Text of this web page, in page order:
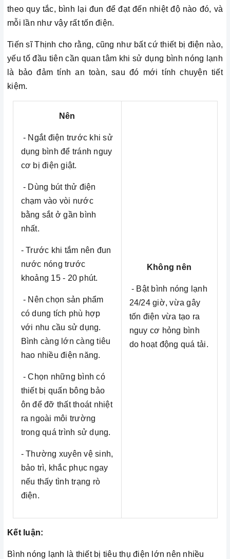
theo quy tắc, bình lại đun để đạt đến nhiệt độ nào đó, và
mỗi lần như vậy rất tốn điện.
Tiến sĩ Thịnh cho rằng, cũng như bất cứ thiết bị điện nào,
yếu tố đầu tiên cần quan tâm khi sử dụng bình nóng lạnh
là bảo đảm tính an toàn, sau đó mới tính chuyện tiết
kiệm.
Nên
- Ngắt điện trước khi sử
dụng bình để tránh nguy
cơ bị điện giật.
- Dùng bút thử điện
chạm vào vòi nước
bằng sắt ở gần bình
nhất.
- Trước khi tắm nên đun
nước nóng trước
khoảng 15 - 20 phút.
- Nên chọn sản phẩm
có dung tích phù hợp
với nhu cầu sử dụng.
Bình càng lớn càng tiêu
hao nhiều điện năng.
- Chọn những bình có
thiết bị quấn bông bảo
ôn để đỡ thất thoát nhiệt
ra ngoài môi trường
trong quá trình sử dụng.
- Thường xuyên vệ sinh,
bảo trì, khắc phục ngay
nếu thấy tình trạng rò
điện.
Không nên
- Bật bình nóng lạnh
24/24 giờ, vừa gây
tốn điện vừa tạo ra
nguy cơ hỏng bình
do hoạt động quá tải.
Kết luận:
Bình nóng lạnh là thiết bị tiêu thụ điện lớn nên nhiều